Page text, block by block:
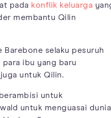
pada konflik keluarga
membantu Qilin
selaku pesuruh
ibu yang baru
untuk Qilin.
untuk
untuk menguasai